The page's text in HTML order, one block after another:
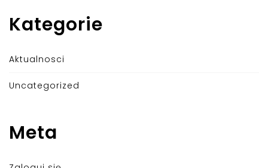
Kategorie
Aktualnosci
Uncategorized
Meta